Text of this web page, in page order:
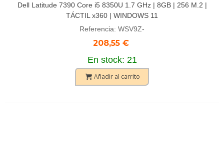
Dell Latitude 7390 Core i5 8350U 1.7 GHz | 8GB | 256 M.2 |
TÁCTIL x360 | WINDOWS 11
Referencia: WSV9Z-
208,55 €
En stock: 21
Añadir al carrito